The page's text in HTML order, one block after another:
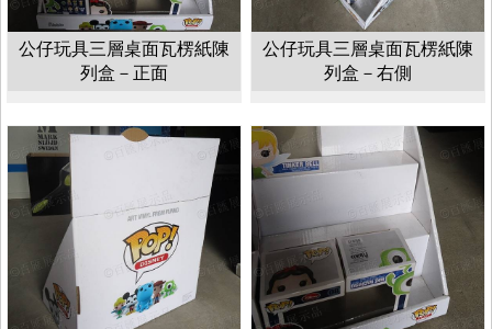
公仔玩具三層桌面瓦楞紙陳
列盒－正面
公仔玩具三層桌面瓦楞紙陳
列盒－右側